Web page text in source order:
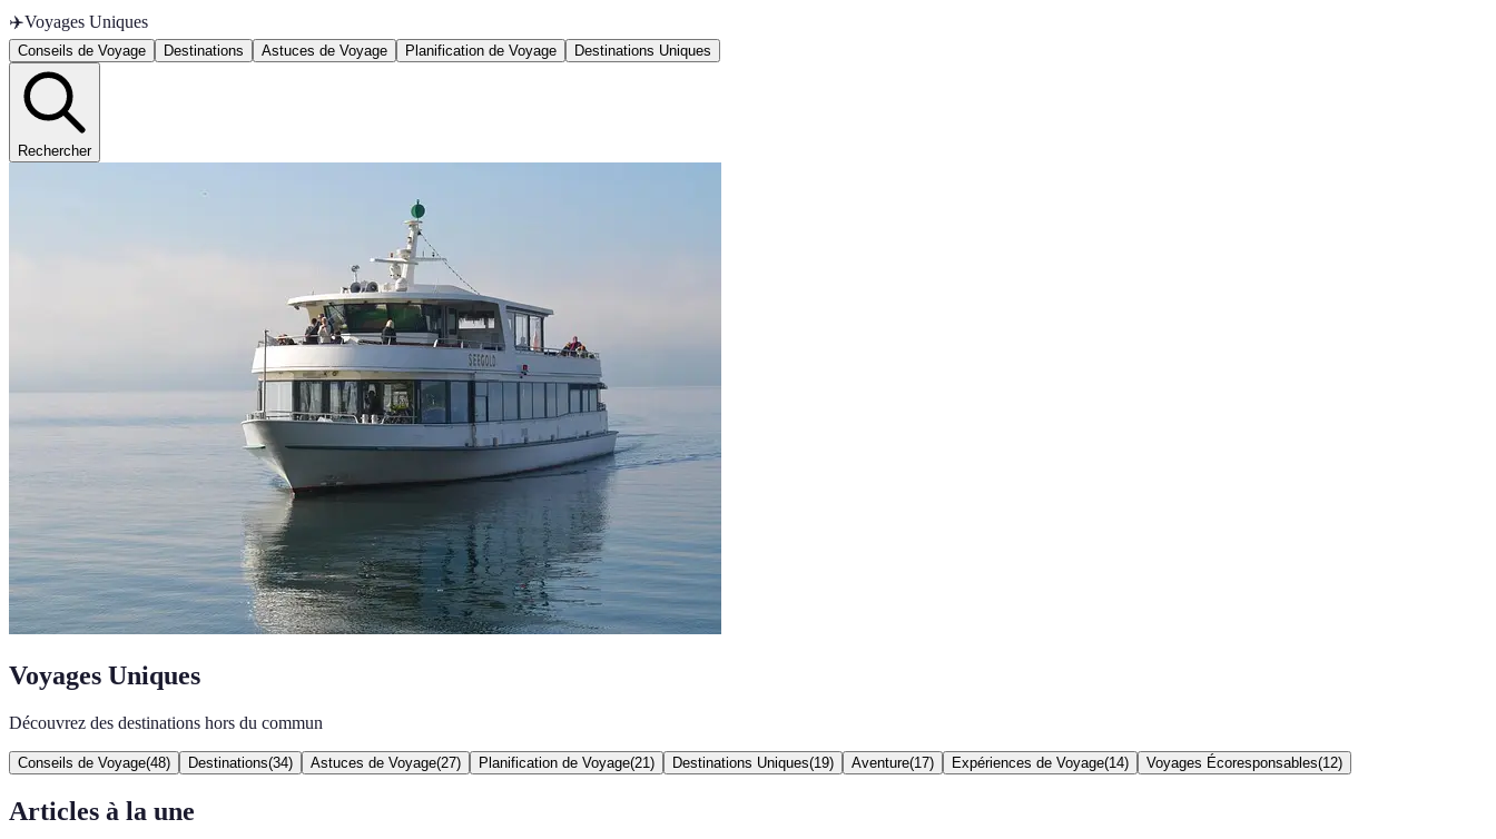
✈️Voyages Uniques
Conseils de Voyage Destinations Astuces de Voyage Planification de Voyage Destinations Uniques
Rechercher
Voyages Uniques
Découvrez des destinations hors du commun
Conseils de Voyage(48) Destinations(34) Astuces de Voyage(27) Planification de Voyage(21 ) Destinations Uniques(19) Aventure(17) Expériences de Voyage(14) Voyages Écoresponsables(12)
Articles à la une